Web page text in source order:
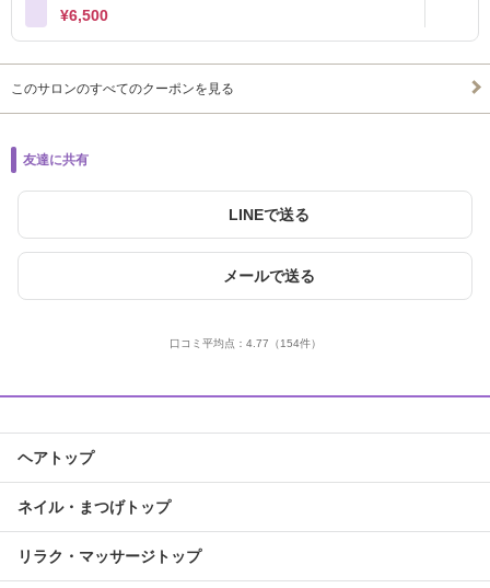
¥6,500
このサロンのすべてのクーポンを見る
友達に共有
LINEで送る
メールで送る
口コミ平均点： 4.77 （154件）
ヘアトップ
ネイル・まつげトップ
リラク・マッサージトップ